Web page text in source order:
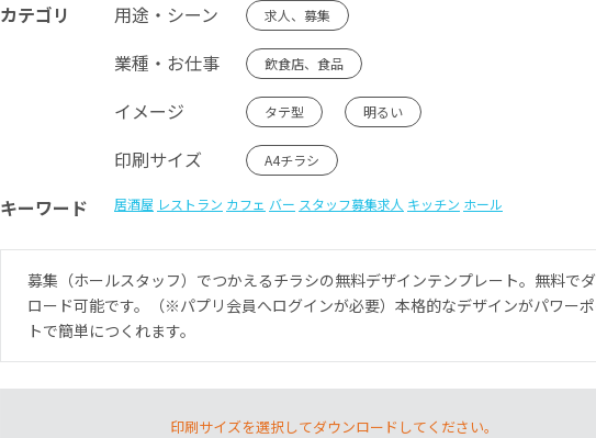
カテゴリ 用途・シーン 求人、募集
業種・お仕事 飲食店、食品
イメージ タテ型 明るい
印刷サイズ A4チラシ
キーワード 居酒屋 レストラン カフェ バー スタッフ募集求人 キッチン ホール
募集（ホールスタッフ）でつかえるチラシの無料デザインテンプレート。無料で
ロード可能です。（※パプリ会員へログインが必要）本格的なデザインがパワー
トで簡単につくれます。
印刷サイズを選択してダウンロードしてください。